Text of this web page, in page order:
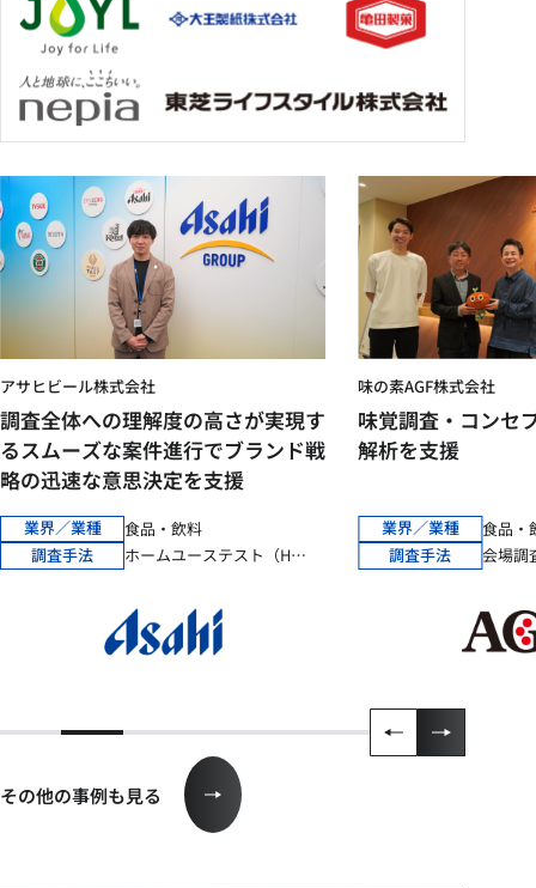
アサヒビール株式会社
調査全体への理解度の高さが実現す
るスムーズな案件進行でブランド戦
略の迅速な意思決定を支援
業界／業種
食品・飲料
調査手法
ホームユーステスト（HUT）
味の素AGF株式会社
味覚調査・コンセ
解析を支援
業界／業種
食品・
調査手法
会場調
その他の事例も見る